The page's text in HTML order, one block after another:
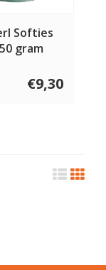
Softies
gram
€9,30